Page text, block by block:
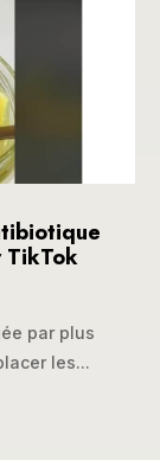
TikTok
par plus
les...